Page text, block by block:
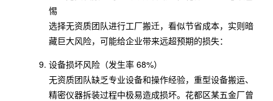
惕
选择无资质团队进行工厂搬迁，看似节省成本，实则暗
藏巨大风险，可能给企业带来远超预期的损失：
设备损坏风险（发生率 68%）
无资质团队缺乏专业设备和操作经验，重型设备搬运、
精密仪器拆装过程中极易造成损坏。花都区某五金厂曾